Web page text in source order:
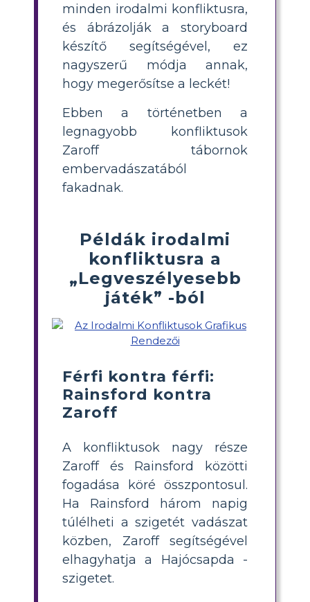
minden irodalmi konfliktusra,
és ábrázolják a storyboard
készítő segítségével, ez
nagyszerű módja annak,
hogy megerősítse a leckét!
Ebben a történetben a
legnagyobb konfliktusok
Zaroff tábornok
embervadászatából
fakadnak.
Példák irodalmi
konfliktusra a
„Legveszélyesebb
játék” -ból
Férfi kontra férfi:
Rainsford kontra
Zaroff
A konfliktusok nagy része
Zaroff és Rainsford közötti
fogadása köré összpontosul.
Ha Rainsford három napig
túlélheti a szigetét vadászat
közben, Zaroff segítségével
elhagyhatja a Hajócsapda -
szigetet.